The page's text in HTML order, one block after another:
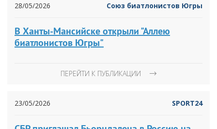
28/05/2026 Союз биатлонистов Югры
В Ханты-Мансийске открыли "Аллею
биатлонистов Югры"
ПЕРЕЙТИ К ПУБЛИКАЦИИ
23/05/2026 SPORT24